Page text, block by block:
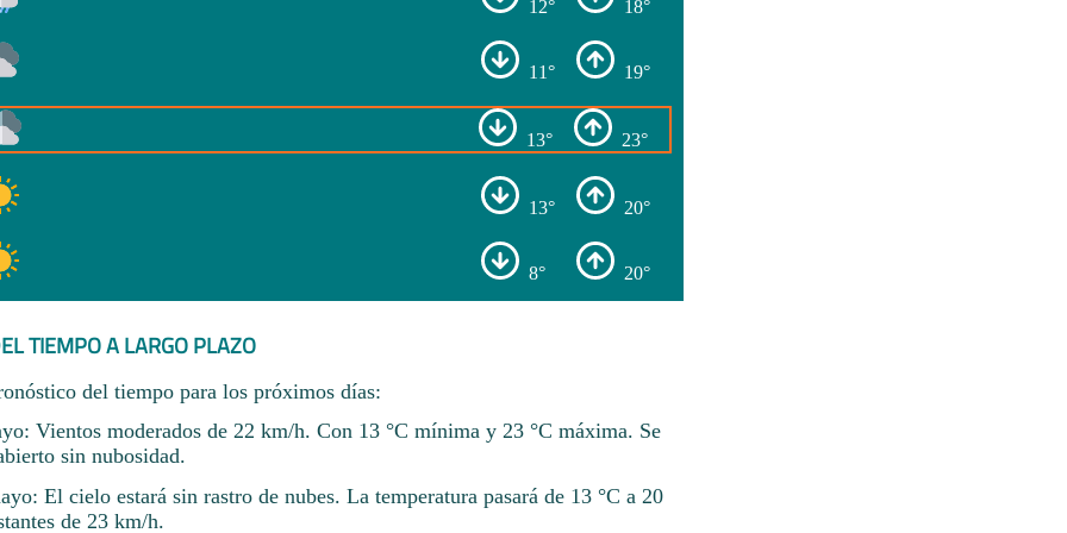
12° 18°
11° 19°
13° 23°
13° 20°
8° 20°
TIEMPO A LARGO PLAZO
del tiempo para los próximos días:
Vientos moderados de 22 km/h. Con 13 °C mínima y 23 °C máxima. Se
sin nubosidad.
El cielo estará sin rastro de nubes. La temperatura pasará de 13 °C a 20
de 23 km/h.